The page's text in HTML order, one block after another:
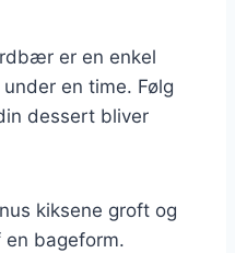
er en enkel
en time. Følg
dessert bliver
kiksene groft og
bageform.